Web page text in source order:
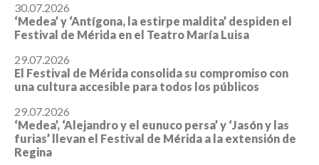
30.07.2026
‘Medea’ y ‘Antígona, la estirpe maldita’ despiden el
Festival de Mérida en el Teatro María Luisa
29.07.2026
El Festival de Mérida consolida su compromiso con
una cultura accesible para todos los públicos
29.07.2026
‘Medea’, ‘Alejandro y el eunuco persa’ y ‘Jasón y las
furias’ llevan el Festival de Mérida a la extensión de
Regina